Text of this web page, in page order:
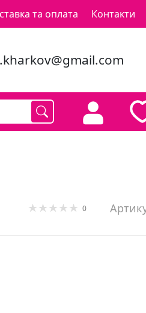
та оплата Контакти
0